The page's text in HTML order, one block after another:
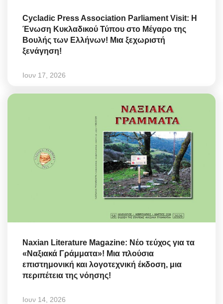
Cycladic Press Association Parliament Visit: Η
Ένωση Κυκλαδικού Τύπου στο Μέγαρο της
Βουλής των Ελλήνων! Μια ξεχωριστή
ξενάγηση!
Ιουν 17, 2026
Naxian Literature Magazine: Νέο τεύχος για τα
«Ναξιακά Γράμματα»! Μια πλούσια
επιστημονική και λογοτεχνική έκδοση, μια
περιπέτεια της νόησης!
Ιουν 14, 2026